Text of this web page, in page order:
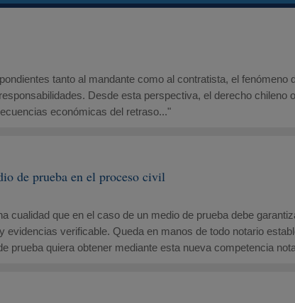
tanto al mandante como al contratista, el fenómeno
Desde esta perspectiva, el derecho chileno
económicas del retraso..."
de prueba en el proceso civil
cualidad que en el caso de un medio de prueba debe
verificable. Queda en manos de todo notario
prueba quiera obtener mediante esta nueva competencia